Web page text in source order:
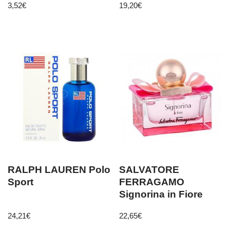
3,52€ 19,20€
RALPH LAUREN Polo
Sport
24,21€
SALVATORE
FERRAGAMO
Signorina in Fiore
22,65€